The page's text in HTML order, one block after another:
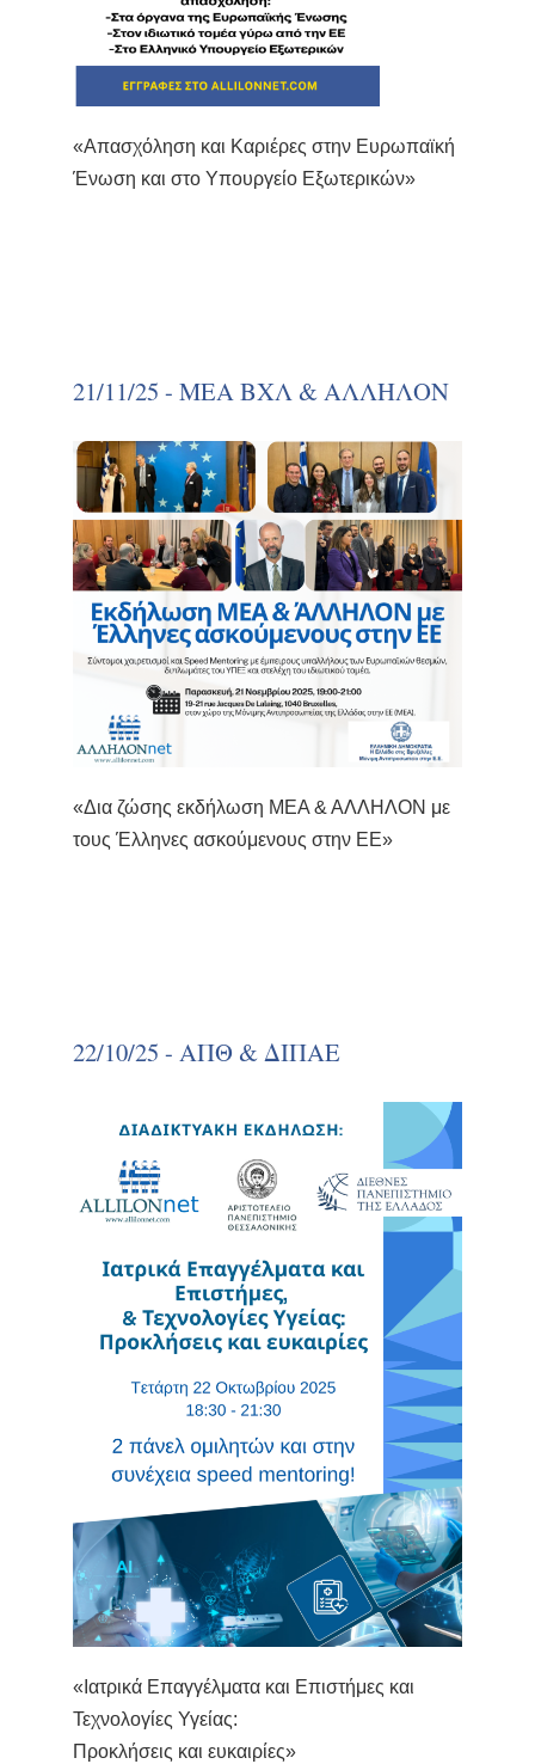
«Απασχόληση και Καριέρες στην Ευρωπαϊκή
Ένωση και στο Υπουργείο Εξωτερικών»
21/11/25 - ΜΕΑ ΒΧΛ & ΑΛΛΗΛΟΝ
«Δια ζώσης εκδήλωση ΜΕΑ & ΑΛΛΗΛΟΝ με
τους Έλληνες ασκούμενους στην ΕΕ»
22/10/25 - ΑΠΘ & ΔΙΠΑΕ
«Ιατρικά Επαγγέλματα και Επιστήμες και
Τεχνολογίες Υγείας:
Προκλήσεις και ευκαιρίες»